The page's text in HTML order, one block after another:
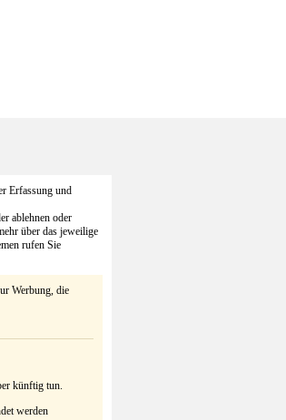
Erfassung und
ablehnen oder
über das jeweilige
rufen Sie
Werbung, die
künftig tun.
werden